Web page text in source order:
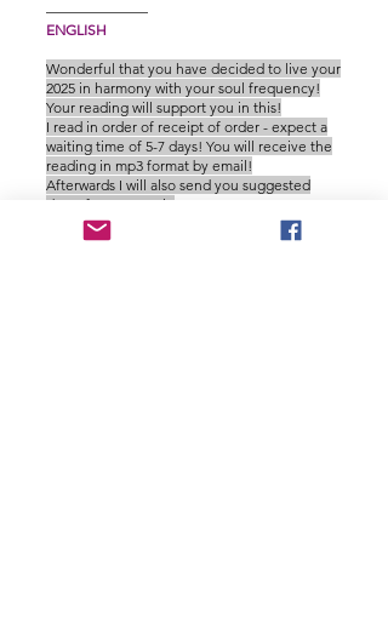
———————
ENGLISH
Wonderful that you have decided to live your
2025 in harmony with your soul frequency!
Your reading will support you in this!
I read in order of receipt of order - expect a
waiting time of 5-7 days! You will receive the
reading in mp3 format by email!
Afterwards I will also send you suggested
dates for our 30 min
1:1 integration session!
I am very much looking forward to seeing